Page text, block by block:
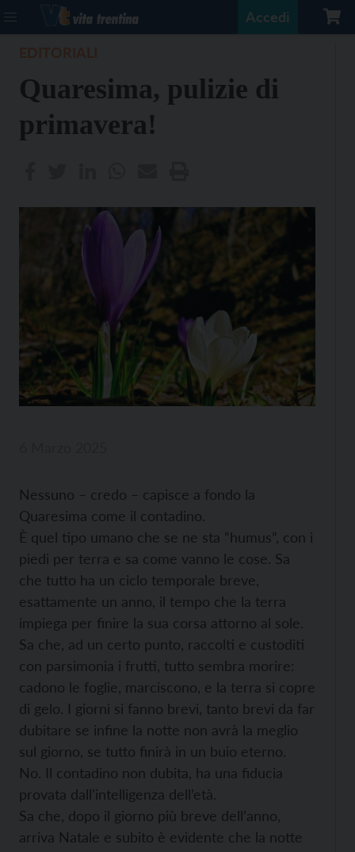
Accedi
Quaresima, pulizie di
primavera!
Nessuno – credo – capisce a fondo la
Quaresima come il contadino.
È quel tipo umano che se ne sta “humus”, con i
piedi per terra e sa come vanno le cose. Sa
che tutto ha un ciclo temporale breve,
esattamente un anno, il tempo che la terra
impiega per finire la sua corsa attorno al sole.
Sa che, ad un certo punto, raccolti e custoditi
con parsimonia i frutti, tutto sembra morire:
cadono le foglie, marciscono, e la terra si copre
di gelo. I giorni si fanno brevi, tanto brevi da far
dubitare se infine la notte non avrà la meglio
sul giorno, se tutto finirà in un buio eterno.
No. Il contadino non dubita, ha una fiducia
provata dall’intelligenza dell’età.
Sa che, dopo il giorno più breve dell’anno,
arriva Natale e subito è evidente che la notte